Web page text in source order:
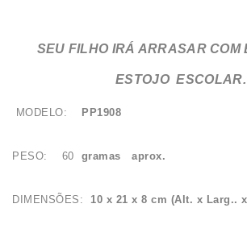
SEU FILHO IRÁ ARRASAR COM
ESTOJO ESCOLAR.
MODELO: PP1908
PESO: 60 gramas aprox.
DIMENSÕES: 10 x 21 x 8 cm (Alt. x Larg..